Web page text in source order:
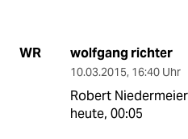
WR wolfgang richter
10.03.2015, 16:40 Uhr
Robert Niedermeier
heute, 00:05